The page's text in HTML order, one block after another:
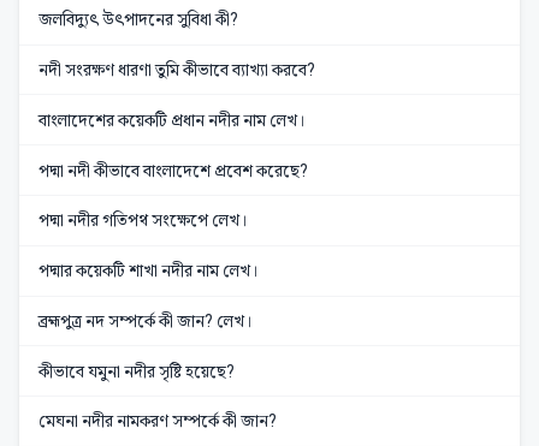
জলবিদ্যুৎ উৎপাদনের সুবিধা কী?
নদী সংরক্ষণ ধারণা তুমি কীভাবে ব্যাখ্যা করবে?
বাংলাদেশের কয়েকটি প্রধান নদীর নাম লেখ।
পদ্মা নদী কীভাবে বাংলাদেশে প্রবেশ করেছে?
পদ্মা নদীর গতিপথ সংক্ষেপে লেখ।
পদ্মার কয়েকটি শাখা নদীর নাম লেখ।
ব্রহ্মপুত্র নদ সম্পর্কে কী জান? লেখ।
কীভাবে যমুনা নদীর সৃষ্টি হয়েছে?
মেঘনা নদীর নামকরণ সম্পর্কে কী জান?